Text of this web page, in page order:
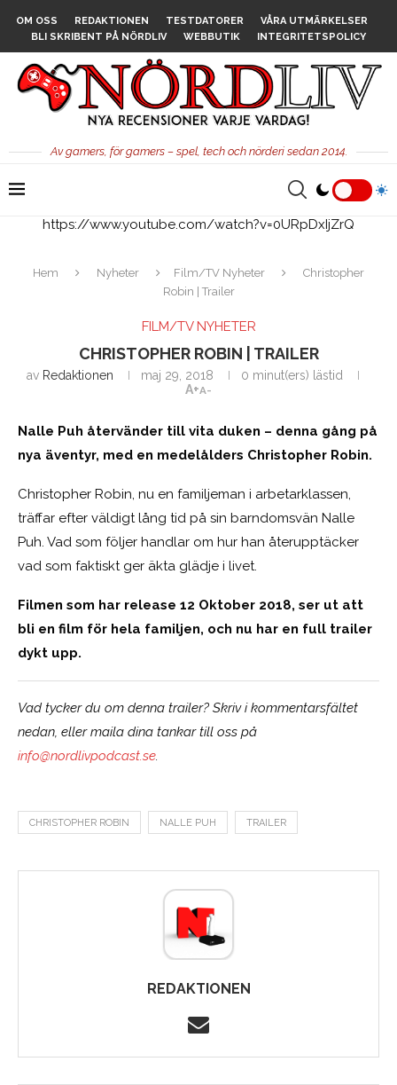
OM OSS REDAKTIONEN TESTDATORER
VÅRA UTMÄRKELSER
BLI SKRIBENT PÅ NÖRDLIV
WEBBUTIK INTEGRITETSPOLICY
Av gamers, för gamers – spel, tech och nörderi sedan 2014.
https://www.youtube.com/watch?v=0URpDxIjZrQ
Hem Nyheter Film/TV Nyheter
Christopher
Robin | Trailer
FILM/TV NYHETER
CHRISTOPHER ROBIN | TRAILER
av Redaktionen maj 29, 2018
0 minut(ers) lästid
A+A-
Nalle Puh återvänder till vita duken – denna gång på
nya äventyr, med en medelålders Christopher Robin.
Christopher Robin, nu en familjeman i arbetarklassen,
träffar efter väldigt lång tid på sin barndomsvän Nalle
Puh. Vad som följer handlar om hur han återupptäcker
vad som faktiskt ger äkta glädje i livet.
Filmen som har release 12 Oktober 2018, ser ut att
bli en film för hela familjen, och nu har en full trailer
dykt upp.
Vad tycker du om denna trailer? Skriv i kommentarsfältet
nedan, eller maila dina tankar till oss på
info@nordlivpodcast.se.
CHRISTOPHER ROBIN NALLE PUH TRAILER
REDAKTIONEN